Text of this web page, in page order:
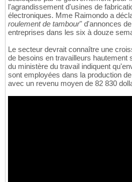
l'agrandissement d'usines de
électroniques. Mme Raimondo a
roulement de tambour" d'annonces
entreprises dans les six à douze
Le secteur devrait connaître une
de besoins en travailleurs hautement
du ministère du travail indiquent
sont employées dans la production
avec un revenu moyen de 82 830